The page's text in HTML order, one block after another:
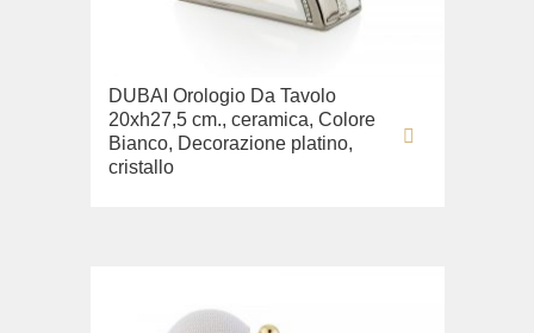
DUBAI Orologio Da Tavolo
20xh27,5 cm., ceramica, Colore
Bianco, Decorazione platino,
cristallo